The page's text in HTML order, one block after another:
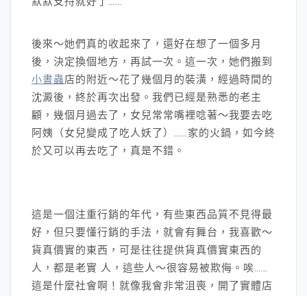
後來～她們真的收起來了，還好在想了一個多月
後，決定換個地方，再試一次。這一次，她們搬到
小書蟲店的附近～花了幾個月的裝潢，經過時間的
沈澱後，終於再次出發。我們已經是熟悉的老主
顧，幾個月過去了，女兒常常嘴裡唸著～我要去吃
阿姨（女兒變成了吃人妖了）……家的火鍋，如今終
於又可以再去吃了，真是不錯。
這是一個注重行銷的年代，有些東西品質不見得最
好，但只要懂行銷的手法，就會有舞台，我喜歡～
貨真價實的東西，可是往往提供貨真價實東西的
人，都是老實 人，這些人～很容易被欺侮。唉……
這是什麼社會啊！就像我會非常沮喪，開了實體店